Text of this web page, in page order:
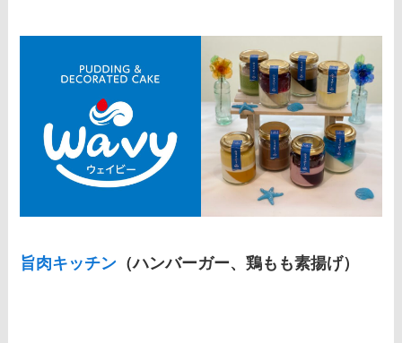
旨肉キッチン （ハンバーガー、鶏もも素揚げ）